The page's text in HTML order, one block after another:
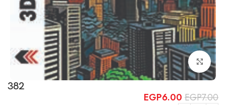
Click to enlarge
382
EGP7.00
EGP6.00